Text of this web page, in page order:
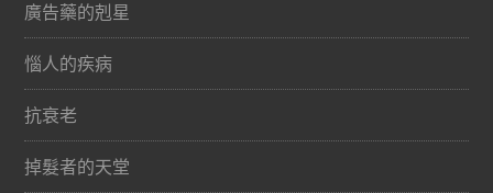
廣告藥的剋星
惱人的疾病
抗衰老
掉髮者的天堂